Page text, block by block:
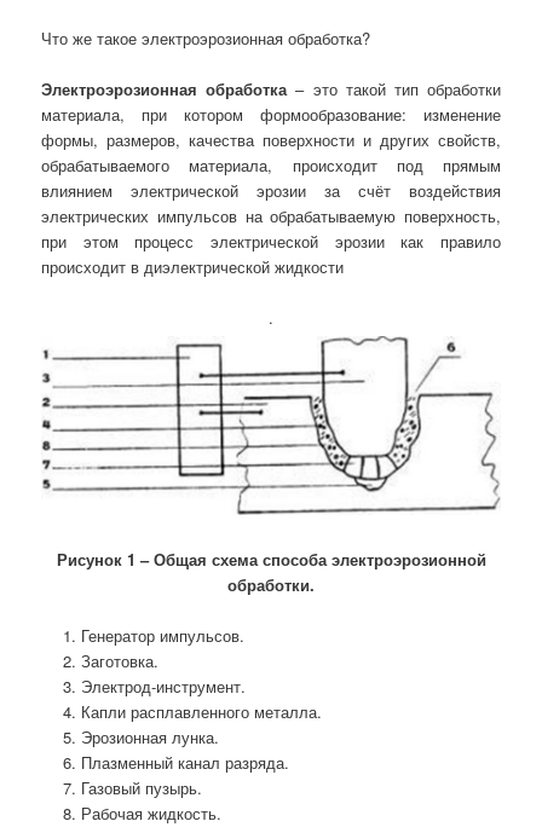
Что же такое электроэрозионная обработка?
Электроэрозионная обработка – это такой тип обработки
материала, при котором формообразование: изменение
формы, размеров, качества поверхности и других свойств,
обрабатываемого материала, происходит под прямым
влиянием электрической эрозии за счёт воздействия
электрических импульсов на обрабатываемую поверхность,
при этом процесс электрической эрозии как правило
происходит в диэлектрической жидкости
.
Рисунок 1 – Общая схема способа электроэрозионной
обработки.
Генератор импульсов.
Заготовка.
Электрод-инструмент.
Капли расплавленного металла.
Эрозионная лунка.
Плазменный канал разряда.
Газовый пузырь.
Рабочая жидкость.